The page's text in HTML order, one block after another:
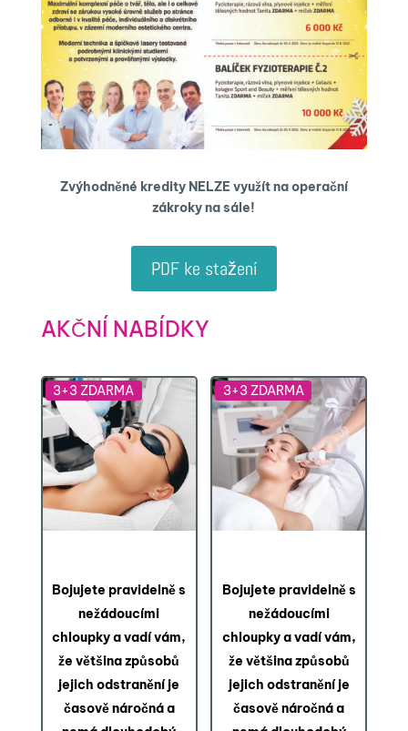
Zvýhodněné kredity NELZE využít na operační
zákroky na sále!
PDF ke stažení
AKČNÍ NABÍDKY
3+3 ZDARMA
Bojujete pravidelně s
nežádoucími
chloupky a vadí vám,
že většina způsobů
jejich odstranění je
časově náročná a
3+3 ZDARMA
Bojujete pravidelně s
nežádoucími
chloupky a vadí vám,
že většina způsobů
jejich odstranění je
časově náročná a